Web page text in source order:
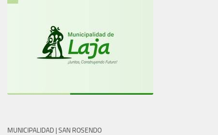
MUNICIPALIDAD | SAN ROSENDO